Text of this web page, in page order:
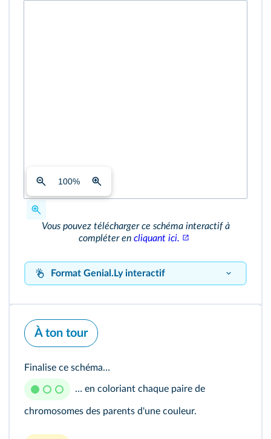
100%
Vous pouvez télécharger ce schéma interactif à
compléter en cliquant ici.
Format Genial.Ly interactif
À ton tour
Finalise ce schéma…
… en coloriant chaque paire de
chromosomes des parents d'une couleur.